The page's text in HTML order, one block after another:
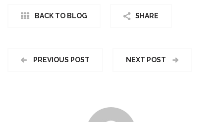
BACK TO BLOG SHARE
PREVIOUS POST NEXT POST